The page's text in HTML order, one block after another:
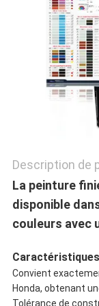
DE
Description de
La peinture
disponible
couleurs avec
Convient
Honda, obtenant
Tolérance de